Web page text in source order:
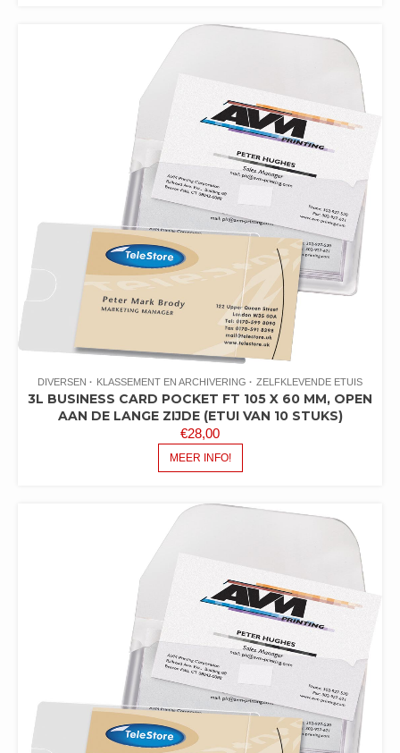
DIVERSEN KLASSEMENT EN ARCHIVERING ZELFKLEVENDE ETUIS
3L BUSINESS CARD POCKET FT 105 X 60 MM, OPEN
AAN DE LANGE ZIJDE (ETUI VAN 10 STUKS)
€28,00
MEER INFO!